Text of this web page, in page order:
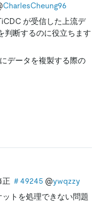
CharlesCheung96
が受信した上流デ
判断するのに役立ちます
データを複製する際の
正 ＃49245 @ywqzzy
トを処理できない問題